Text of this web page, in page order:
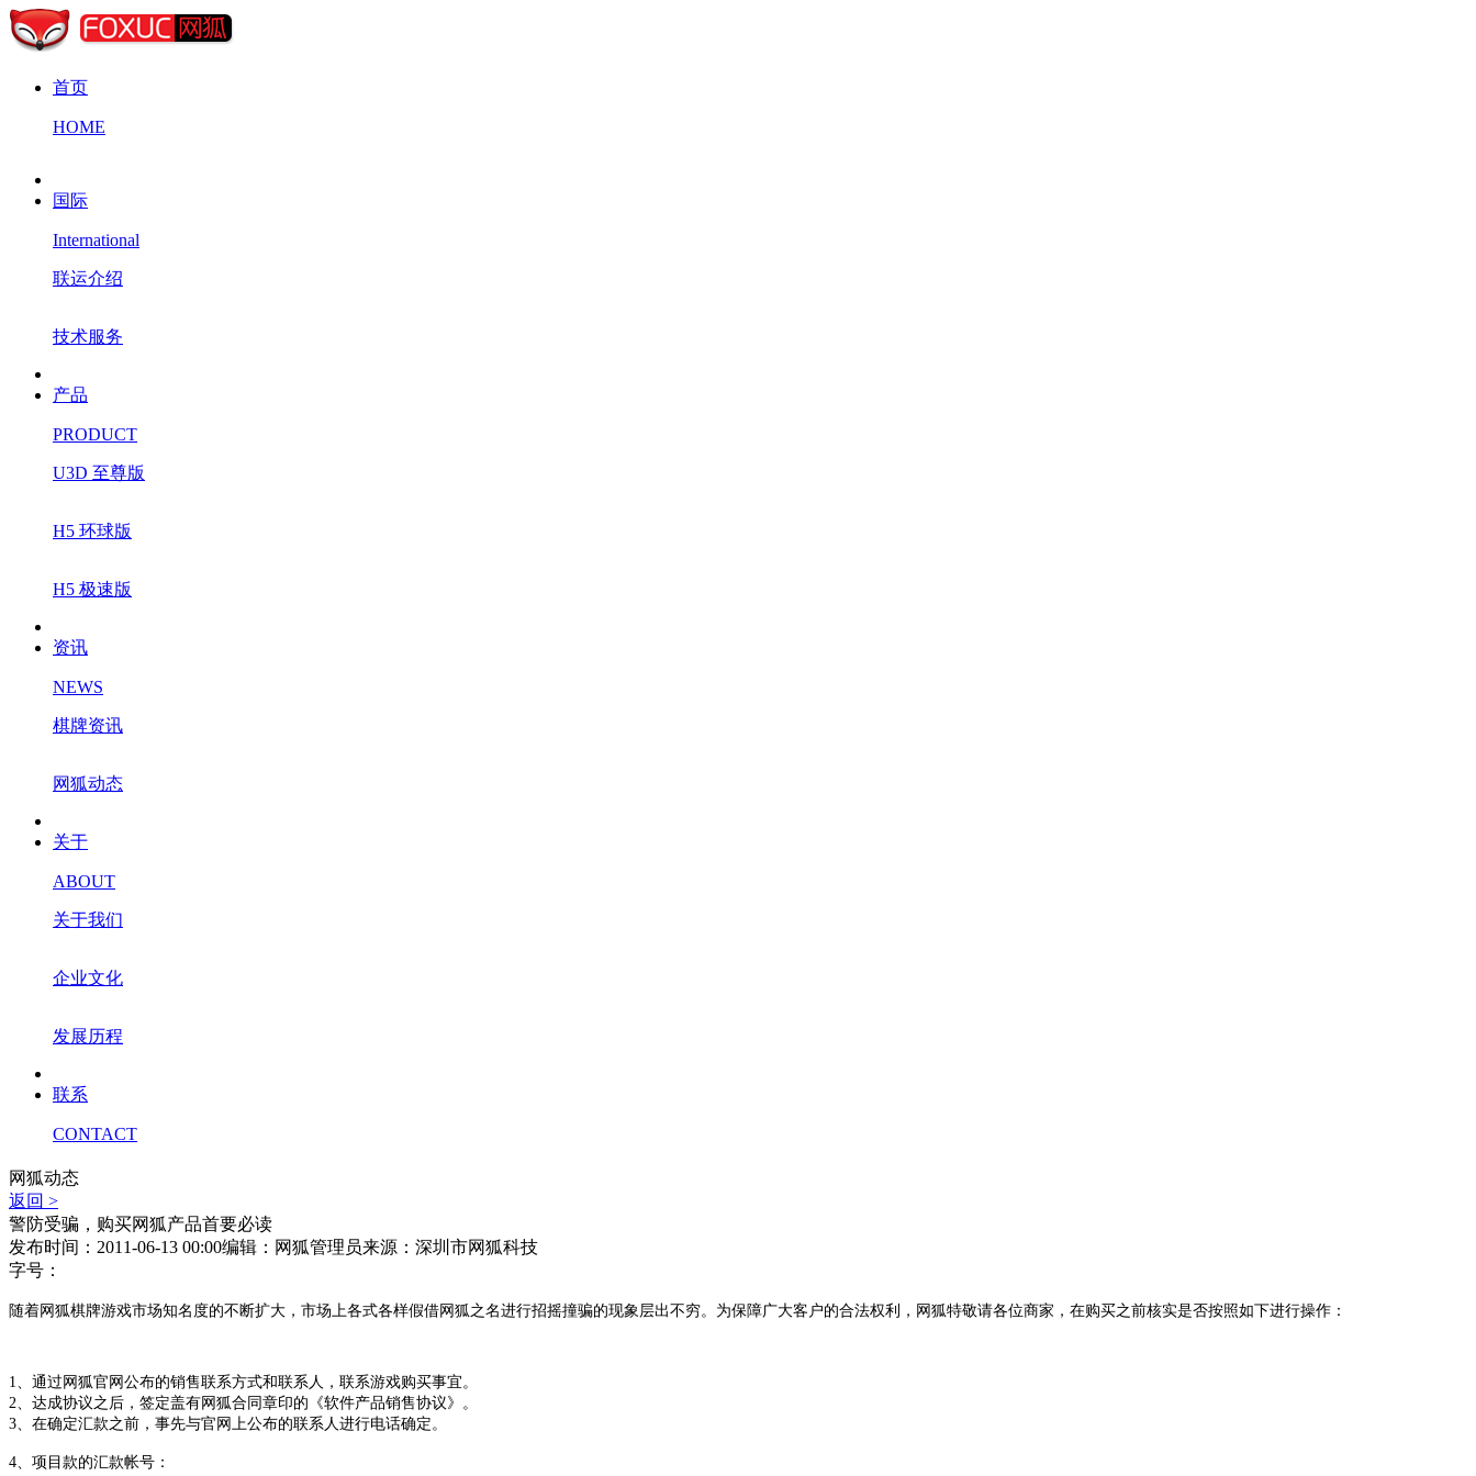
首页
HOME
国际
International
联运介绍
技术服务
产品
PRODUCT
U3D 至尊版
H5 环球版
H5 极速版
资讯
NEWS
棋牌资讯
网狐动态
关于
ABOUT
关于我们
企业文化
发展历程
联系
CONTACT
网狐动态
返回 >
警防受骗，购买网狐产品首要必读
发布时间：2011-06-13 00:00编辑：网狐管理员来源：深圳市网狐科技
字号：
随着网狐棋牌游戏市场知名度的不断扩大，市场上各式各样假借网狐之名进行招摇撞骗的现象层出不穷。为保障广大客户的合法权利，网狐特敬请各位商家，在购买之前核实是否按照如下进行操作：
1、通过网狐官网公布的销售联系方式和联系人，联系游戏购买事宜。
2、达成协议之后，签定盖有网狐合同章印的《软件产品销售协议》。
3、在确定汇款之前，事先与官网上公布的联系人进行电话确定。
4、项目款的汇款帐号：